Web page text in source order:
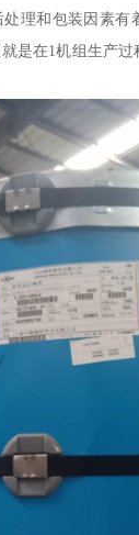
理和包装因素有
是在1机组生产